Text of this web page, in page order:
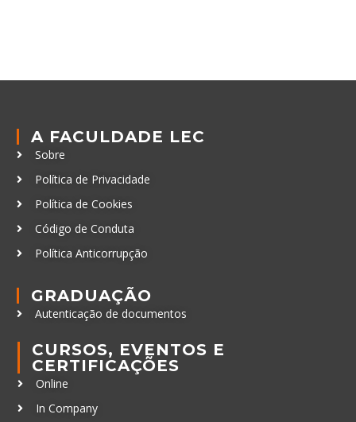
A FACULDADE LEC
Sobre
Política de Privacidade
Política de Cookies
Código de Conduta
Política Anticorrupção
GRADUAÇÃO
Autenticação de documentos
CURSOS, EVENTOS E
CERTIFICAÇÕES
Online
In Company